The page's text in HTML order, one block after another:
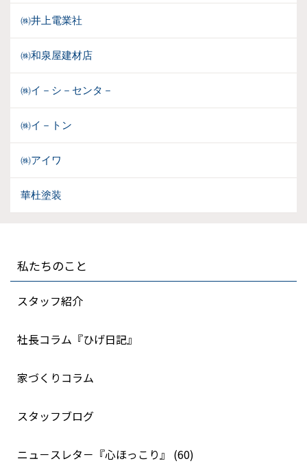
㈱井上電業社
㈱和泉屋建材店
㈱イ－シ－センタ－
㈱イ－トン
㈱アイワ
華杜塗装
私たちのこと
スタッフ紹介
社長コラム『ひげ日記』
家づくりコラム
スタッフブログ
ニュ－スレタ－『心ほっこり』 (60)